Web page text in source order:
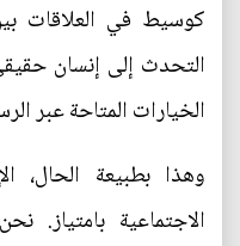
كوسيط في العلاقات
التحدث إلى إنسان
الخيارات المتاحة عبر
وهذا بطبيعة الحال،
الاجتماعية بامتياز.